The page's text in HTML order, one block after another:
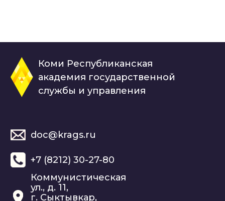
Коми Республиканская
академия государственной
службы и управления
doc@krags.ru
+7 (8212) 30-27-80
Коммунистическая
ул., д. 11,
г. Сыктывкар,